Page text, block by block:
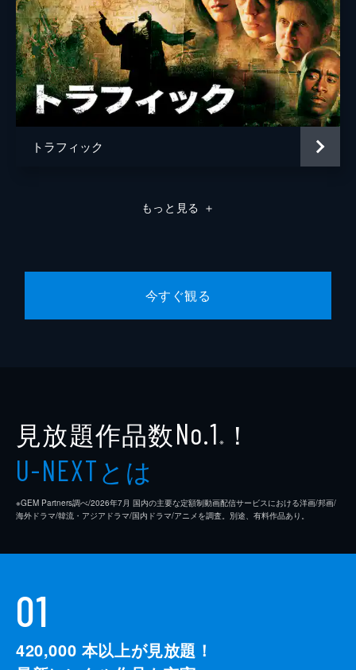
トラフィック
もっと見る ＋
今すぐ観る
見放題作品数No.1 ※ ！
U-NEXTとは
※GEM Partners調べ/2026年7⽉ 国内の主要な定額制動画配信サービスにおける洋画/邦画/
海外ドラマ/韓流・アジアドラマ/国内ドラマ/アニメを調査。別途、有料作品あり。
01
420,000 本以上が見放題！